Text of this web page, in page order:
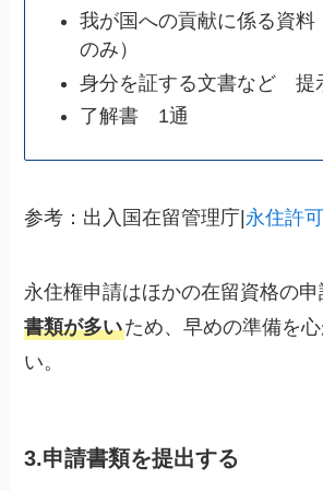
我が国への貢献に係る資
のみ）
身分を証する文書など 提
了解書 1通
参考：出入国在留管理庁|永住許
永住権申請はほかの在留資格の
書類が多いため、早めの準備を
い。
3.申請書類を提出する